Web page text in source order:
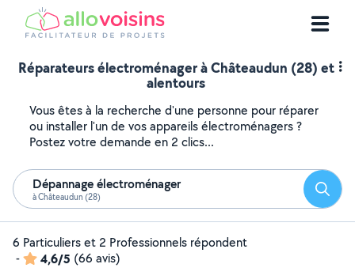
Réparateurs électroménager à Châteaudun (28) et
alentours
Vous êtes à la recherche d'une personne pour réparer
ou installer l'un de vos appareils électroménagers ?
Postez votre demande en 2 clics...
Dépannage électroménager
à Châteaudun (28)
6 Particuliers et 2 Professionnels répondent
-
4,6/5 (66 avis)